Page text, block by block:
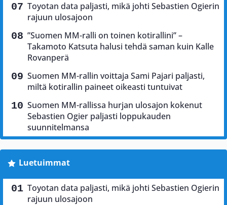
Toyotan data paljasti, mikä johti Sebastien Ogierin
rajuun ulosajoon
”Suomen MM-ralli on toinen kotirallini” –
Takamoto Katsuta halusi tehdä saman kuin Kalle
Rovanperä
Suomen MM-rallin voittaja Sami Pajari paljasti,
miltä kotirallin paineet oikeasti tuntuivat
Suomen MM-rallissa hurjan ulosajon kokenut
Sebastien Ogier paljasti loppukauden
suunnitelmansa
Luetuimmat
Toyotan data paljasti, mikä johti Sebastien Ogierin
rajuun ulosajoon